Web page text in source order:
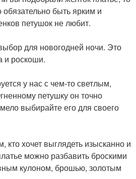
быть ярким и
петушок не любит.
для новогодней ночи. Это
и роскоши.
у нас с чем-то светлым,
петушку он точно
выбирайте его для своего
кто хочет выглядеть изысканно и
можно разбавить броскими
кулоном, брошью, золотым